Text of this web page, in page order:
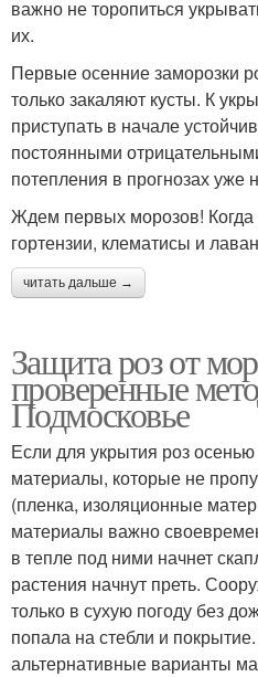
важно не торопиться
их.
Первые осенние заморозки
только закаляют кусты. К
приступать в начале
постоянными
потепления в прогнозах уже
Ждем первых морозов! Когда
гортензии, клематисы и
читать дальше →
Защита роз от
проверенные
Подмосковье
Если для укрытия роз
материалы, которые не
(пленка, изоляционные
материалы важно
в тепле под ними начнет
растения начнут преть.
только в сухую погоду без
попала на стебли и
альтернативные варианты